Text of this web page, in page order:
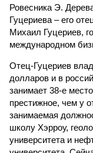
Ровесника Э.
Гуцериева – его
Михаил Гуцериев,
международном
Отец-Гуцериев
долларов и в
занимает 38-е
престижное, чем у
занимаемая
школу Хэрроу,
университета и